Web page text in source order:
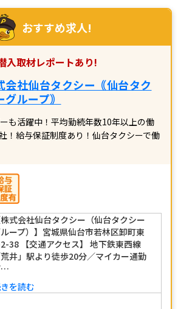
おすすめ求人!
入取材レポートあり!
会社仙台タクシー｟仙台タク
グループ｠
も活躍中！平均勤続年数10年以上の働
！給与保証制度あり！仙台タクシーで働
株式会社仙台タクシー（仙台タクシー
ープ）】宮城県仙台市若林区卸町東
38 【交通アクセス】 地下鉄東西線
荒井」駅より徒歩20分／マイカー通勤
…
を読む